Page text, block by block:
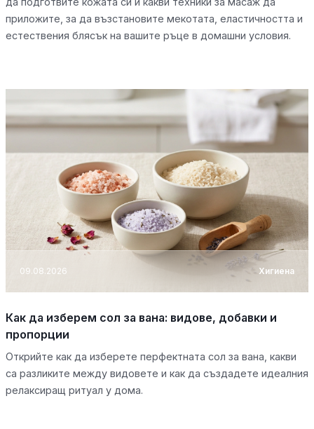
приложите, за да възстановите мекотата, еластичността и
естествения блясък на вашите ръце в домашни условия.
09.08.2026 Хигиена
Как да изберем сол за вана: видове, добавки и
пропорции
Открийте как да изберете перфектната сол за вана, какви
са разликите между видовете и как да създадете идеалния
релаксиращ ритуал у дома.